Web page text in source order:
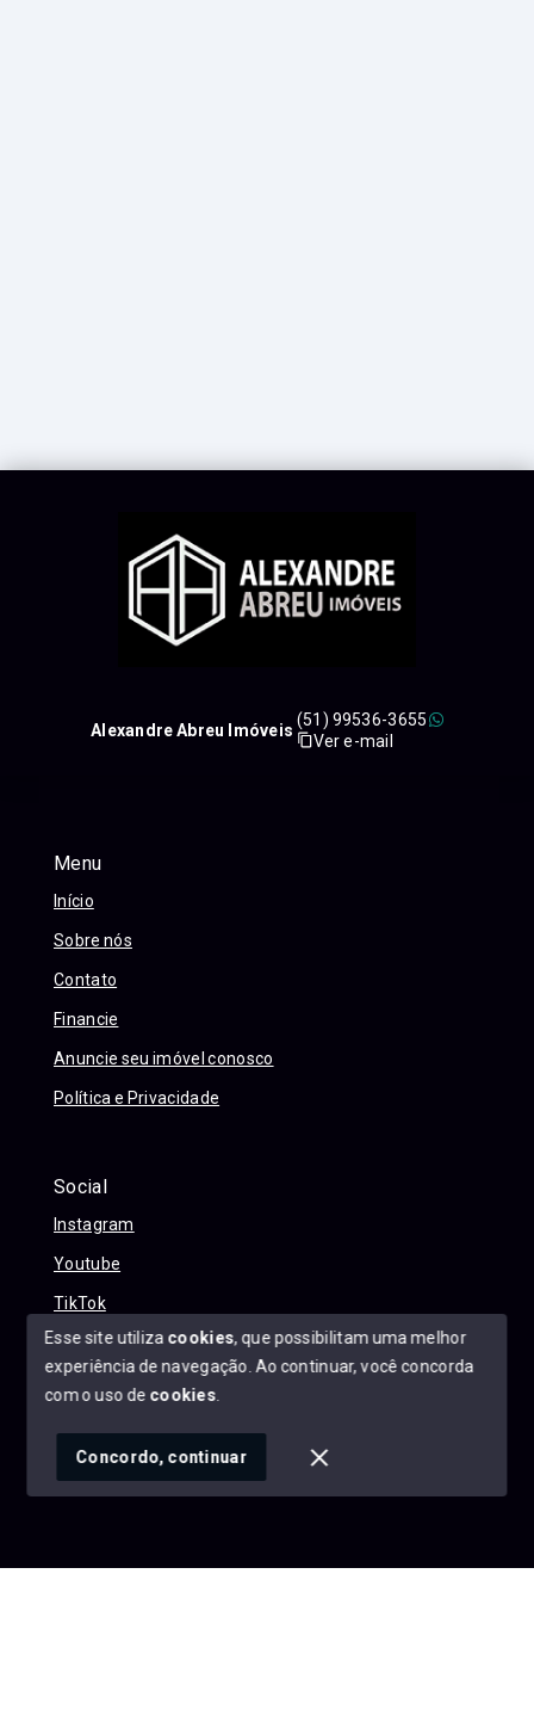
Menu
Início
Sobre nós
Contato
Financie
Anuncie seu imóvel conosco
Política e Privacidade
Social
Instagram
Youtube
TikTok
© Copyright 2026 - Alexandre Abreu Imóveis - Todos os
SITE PARA IMOBILIARIA
Alexandre Abreu Imóveis
(51) 99536-3655
Ver e-mail
Esse site utiliza cookies, que possibilitam uma melhor
experiência de navegação. Ao continuar, você concorda
com o uso de cookies
Concordo, continuar